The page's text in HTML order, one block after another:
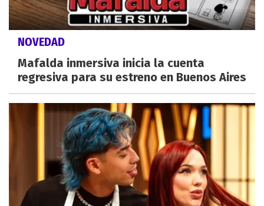
NOVEDAD
Mafalda inmersiva inicia la cuenta
regresiva para su estreno en Buenos Aires